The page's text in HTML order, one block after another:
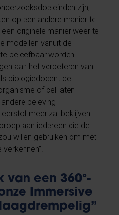
zijn,
op een andere manier te
originele manier weer te
modellen vanuit de
beleefbaar worden
aan het verbeteren van
biologiedocent de
of cel laten
beleving
meer zal beklijven.
aan iedereen die de
willen gebruiken om met
van een 360°-
Immersive